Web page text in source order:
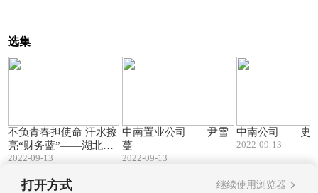
选集
不负青春担使命 汗水擦
亮“财务蓝”——湖北省
电力装备有限公司陈媛
2022-09-13
中南置业公司——尹雪
蔓
2022-09-13
中南公司——史
2022-09-13
打开方式 继续使用浏览器